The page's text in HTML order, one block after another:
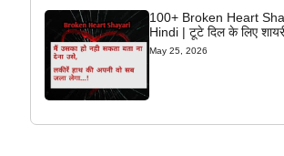
100+ Broken Heart
Hindi | टूटे दिल के लिए
May 25, 2026